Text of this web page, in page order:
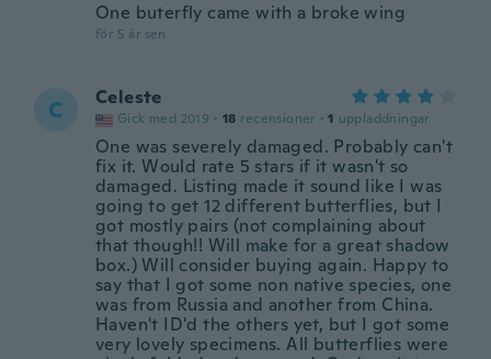
One buterfly came with a broke wing
för 5 år sen
C Celeste
Gick med 2019 · 18 recensioner · 1 uppladdningar
One was severely damaged. Probably can't
fix it. Would rate 5 stars if it wasn't so
damaged. Listing made it sound like I was
going to get 12 different butterflies, but I
got mostly pairs (not complaining about
that though!! Will make for a great shadow
box.) Will consider buying again. Happy to
say that I got some non native species, one
was from Russia and another from China.
Haven't ID'd the others yet, but I got some
very lovely specimens. All butterflies were